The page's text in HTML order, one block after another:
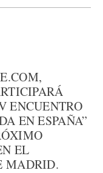
ENCUENTRO
EN ESPAÑA”
EL
MADRID.